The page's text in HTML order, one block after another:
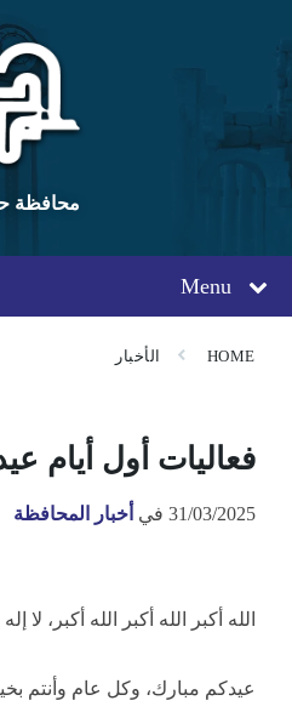
content
main
navigation
footer
محافظة
Menu
HOME الأخبار
فعاليات أول أيام
31/03/2025 في أخبار المحافظة
الله أكبر الله أكبر الله أكبر، لا
عيدكم مبارك، وكل عام وأنتم